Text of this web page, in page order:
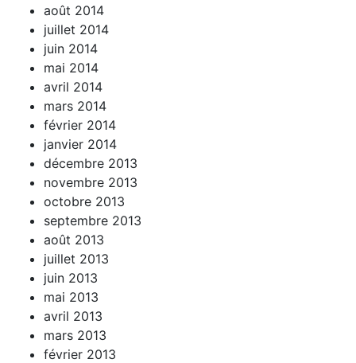
août 2014
juillet 2014
juin 2014
mai 2014
avril 2014
mars 2014
février 2014
janvier 2014
décembre 2013
novembre 2013
octobre 2013
septembre 2013
août 2013
juillet 2013
juin 2013
mai 2013
avril 2013
mars 2013
février 2013